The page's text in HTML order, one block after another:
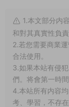
1.本文部分内
和對其真實性負責
2.若您需要商業
合法使用。
3.如果本站有侵
們。将會第一時間
4.本站所有内容
考、學習，不存